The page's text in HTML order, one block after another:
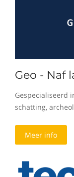
Geo - Naf
Gespecialiseerd
schatting,
Meer info